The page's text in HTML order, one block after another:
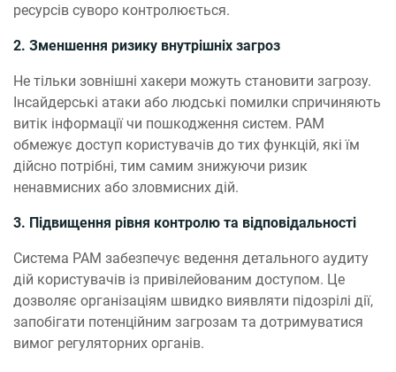
ресурсів суворо контролюється.
2. Зменшення ризику внутрішніх загроз
Не тільки зовнішні хакери можуть становити загрозу.
Інсайдерські атаки або людські помилки спричиняють
витік інформації чи пошкодження систем. PAM
обмежує доступ користувачів до тих функцій, які їм
дійсно потрібні, тим самим знижуючи ризик
ненавмисних або зловмисних дій.
3. Підвищення рівня контролю та відповідальності
Система PAM забезпечує ведення детального аудиту
дій користувачів із привілейованим доступом. Це
дозволяє організаціям швидко виявляти підозрілі дії,
запобігати потенційним загрозам та дотримуватися
вимог регуляторних органів.